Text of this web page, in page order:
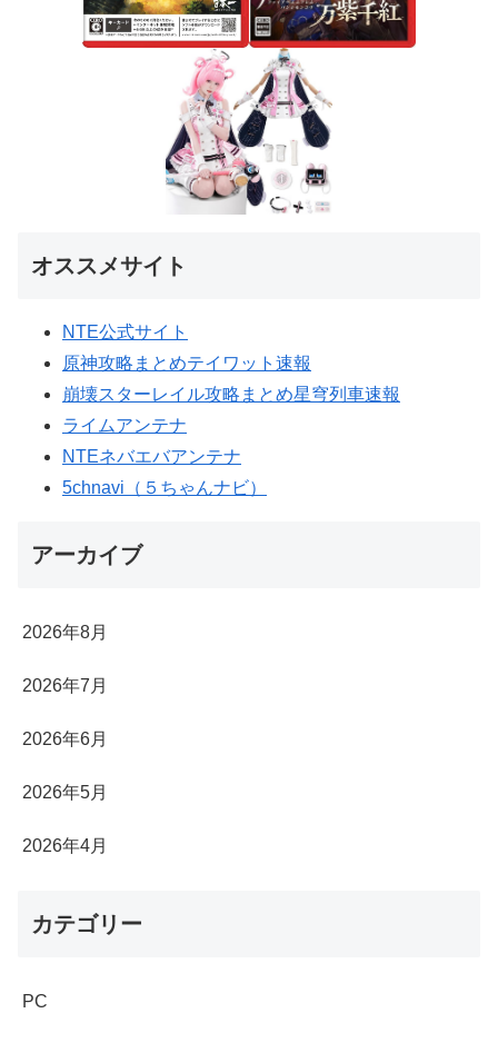
オススメサイト
NTE公式サイト
原神攻略まとめテイワット速報
崩壊スターレイル攻略まとめ星穹列車速報
ライムアンテナ
NTEネバエバアンテナ
5chnavi（５ちゃんナビ）
アーカイブ
2026年8月
2026年7月
2026年6月
2026年5月
2026年4月
カテゴリー
PC